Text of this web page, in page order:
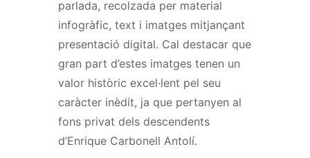
parlada, recolzada per material
infogràfic, text i imatges mitjançant
presentació digital. Cal destacar que
gran part d’estes imatges tenen un
valor històric excel·lent pel seu
caràcter inèdit, ja que pertanyen al
fons privat dels descendents
d’Enrique Carbonell Antolí.